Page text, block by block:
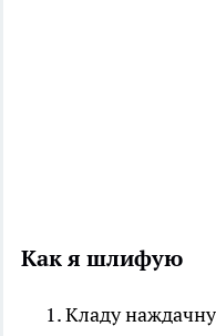
Как я шлифую
Кладу